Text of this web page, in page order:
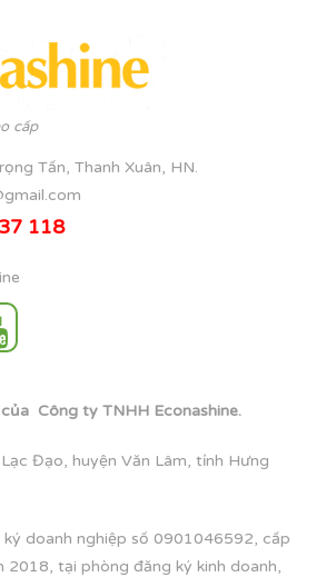
cấp
Tấn, Thanh Xuân, HN.
118
Công ty TNHH Econashine.
Đạo, huyện Văn Lâm, tỉnh Hưng
ký doanh nghiệp số 0901046592, cấp
2018, tại phòng đăng ký kinh doanh,